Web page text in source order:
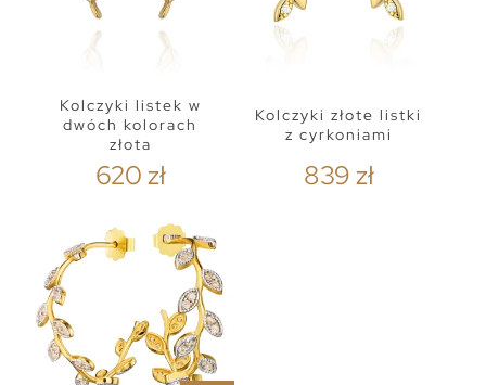
Kolczyki listek w
dwóch kolorach
złota
620 zł
Kolczyki złote listki
z cyrkoniami
839 zł